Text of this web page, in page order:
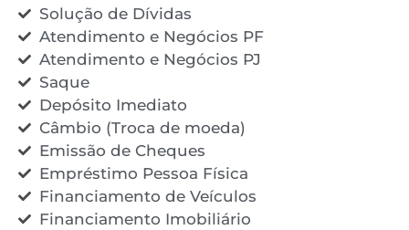
Solução de Dívidas
Atendimento e Negócios PF
Atendimento e Negócios PJ
Saque
Depósito Imediato
Câmbio (Troca de moeda)
Emissão de Cheques
Empréstimo Pessoa Física
Financiamento de Veículos
Financiamento Imobiliário